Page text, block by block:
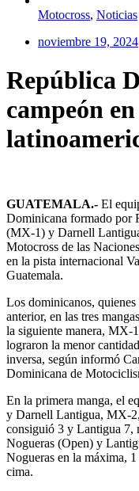
Motocross, Noticias
noviembre 19, 2024
República
campeón
GUATEMALA.- El
Dominicana formado por
(MX-1) y Darnell
Motocross de las
en la pista internacional
Guatemala.
Los dominicanos,
anterior, en las tres
la siguiente manera,
lograron la menor
inversa, según informó
Dominicana de
En la primera manga, el
y Darnell Lantigua, MX-
consiguió 3 y Lantigua 7,
Nogueras (Open) y
Nogueras en la máxima,
cima.